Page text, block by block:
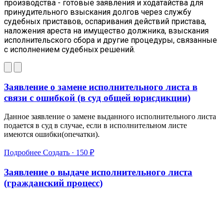
производства - готовые заявления и ходатайства для
принудительного взыскания долгов через службу
судебных приставов, оспаривания действий пристава,
наложения ареста на имущество должника, взыскания
исполнительского сбора и другие процедуры, связанные
с исполнением судебных решений.
Заявление о замене исполнительного листа в
связи с ошибкой (в суд общей юрисдикции)
Данное заявление о замене выданного исполнительного листа
подается в суд в случае, если в исполнительном листе
имеются ошибки(опечатки).
Подробнее Создать · 150 ₽
Заявление о выдаче исполнительного листа
(гражданский процесс)